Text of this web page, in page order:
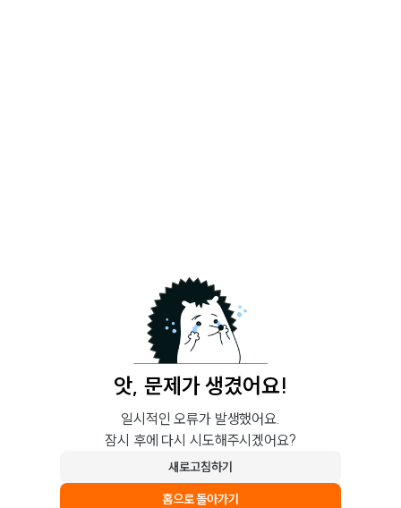
앗, 문제가 생겼어요!
일시적인 오류가 발생했어요.
잠시 후에 다시 시도해주시겠어요?
새로고침하기
홈으로 돌아가기